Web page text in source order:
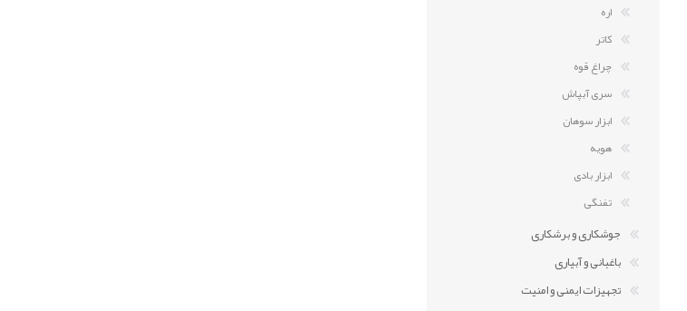
اره
کاتر
چراغ قوه
سری آبپاش
ابزار سوهان
هویه
ابزار بادی
تفنگی
جوشکاری و برشکاری
باغبانی و آبیاری
تجهیزات ایمنی و امنیت